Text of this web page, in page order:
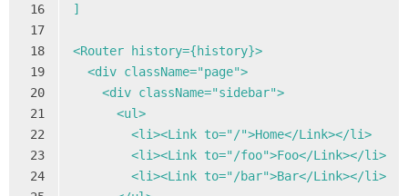
16
17
18
19
20
21
22
23
24
]
<Router history={history}>
  <div className="page">
    <div className="sidebar">
      <ul>
        <li><Link to="/">Home</Link></li>
        <li><Link to="/foo">Foo</Link></li>
        <li><Link to="/bar">Bar</Link></li>